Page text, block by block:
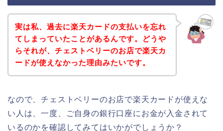
実は私、過去に楽天カードの支払いを忘れ
てしまっていたことがあるんです。どうや
らそれが、チェストベリーのお店で楽天カ
ードが使えなかった理由みたいです。
なので、チェストベリーのお店で楽天カードが使えな
い人は、一度、ご自身の銀行口座にお金が入金されて
いるのかを確認してみてはいかがでしょうか？